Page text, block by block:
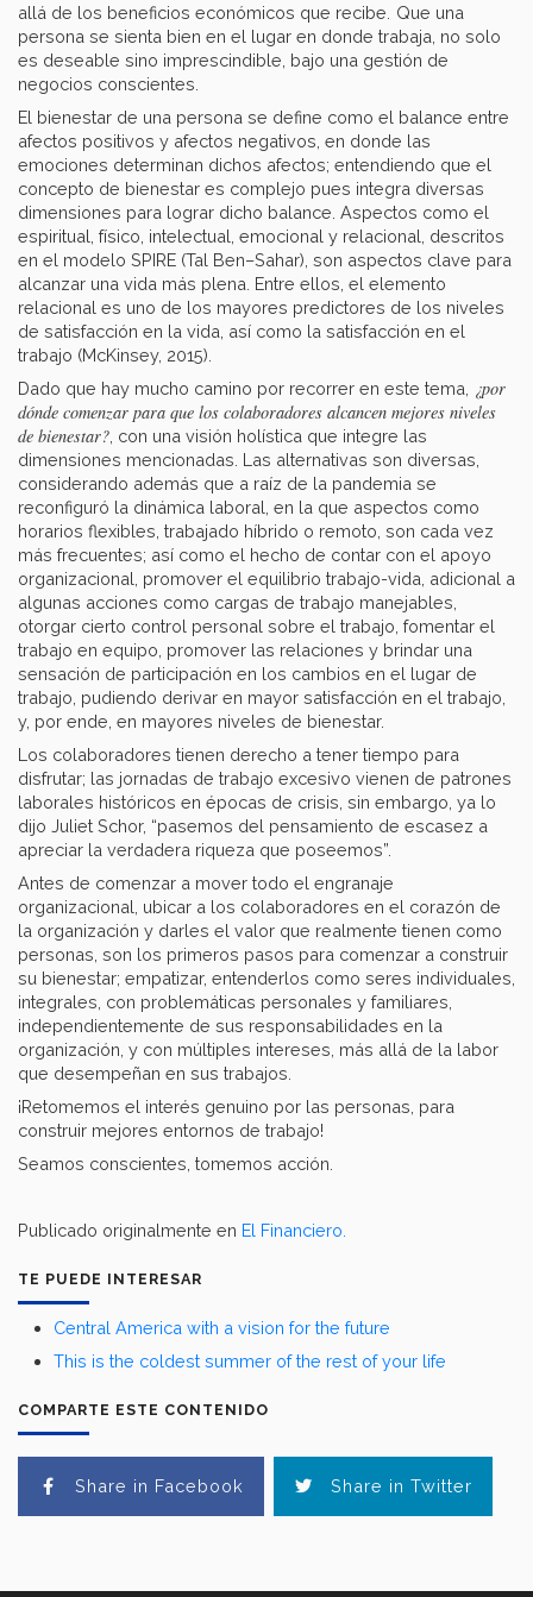
TE PUEDE INTERESAR
Central America with a vision for the future
This is the coldest summer of the rest of your life
COMPARTE ESTE CONTENIDO
Share in Facebook Share in Twitter
allá de los beneficios económicos que recibe. Que una
persona se sienta bien en el lugar en donde trabaja, no solo
es deseable sino imprescindible, bajo una gestión de
negocios conscientes.
El bienestar de una persona se define como el balance entre
afectos positivos y afectos negativos, en donde las
emociones determinan dichos afectos; entendiendo que el
concepto de bienestar es complejo pues integra diversas
dimensiones para lograr dicho balance. Aspectos como el
espiritual, físico, intelectual, emocional y relacional, descritos
en el modelo SPIRE (Tal Ben–Sahar), son aspectos clave para
alcanzar una vida más plena. Entre ellos, el elemento
relacional es uno de los mayores predictores de los niveles
de satisfacción en la vida, así como la satisfacción en el
trabajo (McKinsey, 2015).
Dado que hay mucho camino por recorrer en este tema,
¿por
dónde comenzar para que los colaboradores alcancen mejores niveles
de bienestar? , con una visión holística que integre las
dimensiones mencionadas. Las alternativas son diversas,
considerando además que a raíz de la pandemia se
reconfiguró la dinámica laboral, en la que aspectos como
horarios flexibles, trabajado híbrido o remoto, son cada vez
más frecuentes; así como el hecho de contar con el apoyo
organizacional, promover el equilibrio trabajo-vida, adicional a
algunas acciones como cargas de trabajo manejables,
otorgar cierto control personal sobre el trabajo, fomentar el
trabajo en equipo, promover las relaciones y brindar una
sensación de participación en los cambios en el lugar de
trabajo, pudiendo derivar en mayor satisfacción en el trabajo,
y, por ende, en mayores niveles de bienestar.
Los colaboradores tienen derecho a tener tiempo para
disfrutar; las jornadas de trabajo excesivo vienen de patrones
laborales históricos en épocas de crisis, sin embargo, ya lo
dijo Juliet Schor, “pasemos del pensamiento de escasez a
apreciar la verdadera riqueza que poseemos”.
Antes de comenzar a mover todo el engranaje
organizacional, ubicar a los colaboradores en el corazón de
la organización y darles el valor que realmente tienen como
personas, son los primeros pasos para comenzar a construir
su bienestar; empatizar, entenderlos como seres individuales,
integrales, con problemáticas personales y familiares,
independientemente de sus responsabilidades en la
organización, y con múltiples intereses, más allá de la labor
que desempeñan en sus trabajos.
¡Retomemos el interés genuino por las personas, para
construir mejores entornos de trabajo!
Seamos conscientes, tomemos acción.
Publicado originalmente en El Financiero.